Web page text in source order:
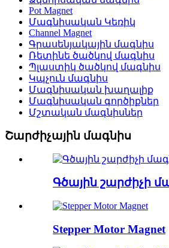
Pot Magnet
Մագնիսական Կեռիկ
Channel Magnet
Գրասենյակային մագնիս
Ռետինե ծածկով մագնիս
Պլաստիկ ծածկով մագնիս
Կպչուն մագնիս
Մագնիսական խաղալիք
Մագնիսական գործիքներ
Մշտական ​​մագնիսներ
Շարժիչային մագնիս
Գծային շարժիչի
Stepper Motor Magnet